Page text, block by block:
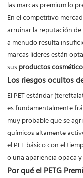
En el competitivo
arruinar la reputación de
a menudo resulta
marcas líderes están
susproductos
Los riesgos ocultos
El PET estándar
es fundamentalmente
muy probable que se
químicos altamente
el PET básico con el
o una apariencia opaca
Por qué el PETG